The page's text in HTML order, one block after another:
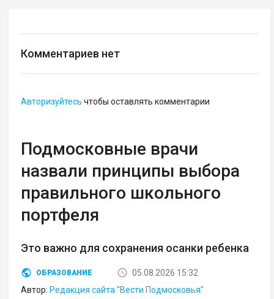
Комментариев нет
Авторизуйтесь чтобы оставлять комментарии
Подмосковные врачи
назвали принципы выбора
правильного школьного
портфеля
Это важно для сохранения осанки ребенка
ОБРАЗОВАНИЕ
05.08.2026 15:32
Автор: Редакция сайта "Вести Подмосковья"